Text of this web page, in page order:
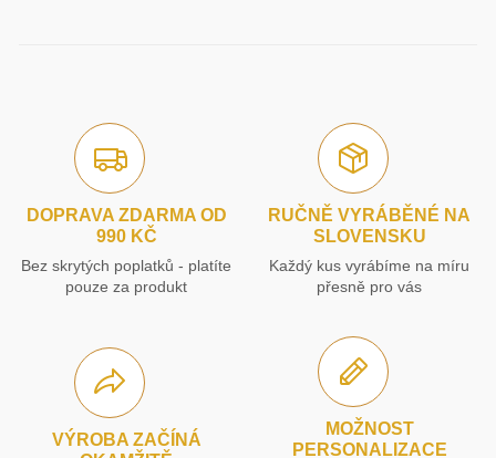
DOPRAVA ZDARMA OD
990 KČ
Bez skrytých poplatků - platíte
pouze za produkt
RUČNĚ VYRÁBĚNÉ NA
SLOVENSKU
Každý kus vyrábíme na míru
přesně pro vás
VÝROBA ZAČÍNÁ
MOŽNOST
PERSONALIZACE